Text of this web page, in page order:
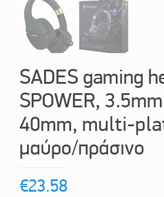
SADES gaming
SPOWER,
40mm, multi-
μαύρο/πράσινο
€23.58